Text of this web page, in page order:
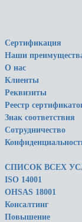
Сертификация
Наши
О нас
Клиенты
Реквизиты
Реестр
Знак соответствия
Сотрудничество
СПИСОК ВСЕХ
ISO 14001
OHSAS 18001
Консалтинг
Повышение